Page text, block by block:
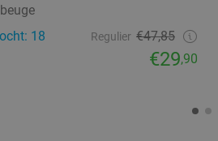
18
Regulier €47,85
€29,90